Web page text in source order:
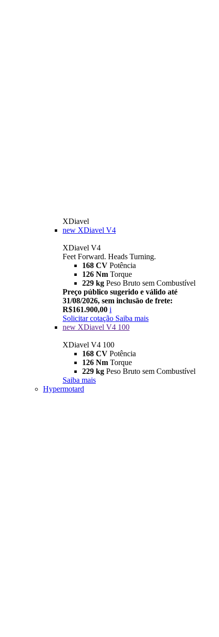
XDiavel
new XDiavel V4
XDiavel V4
Feet Forward. Heads Turning.
168 CV Potência
126 Nm Torque
229 kg Peso Bruto sem Combustível
Preço público sugerido e válido até
31/08/2026, sem inclusão de frete:
R$161.900,00 i
Solicitar cotação Saiba mais
new XDiavel V4 100
XDiavel V4 100
168 CV Potência
126 Nm Torque
229 kg Peso Bruto sem Combustível
Saiba mais
Hypermotard